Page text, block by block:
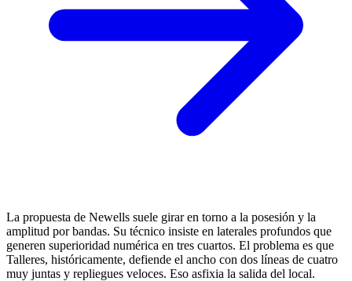
La propuesta de Newells suele girar en torno a la posesión y la
amplitud por bandas. Su técnico insiste en laterales profundos que
generen superioridad numérica en tres cuartos. El problema es que
Talleres, históricamente, defiende el ancho con dos líneas de cuatro
muy juntas y repliegues veloces. Eso asfixia la salida del local.